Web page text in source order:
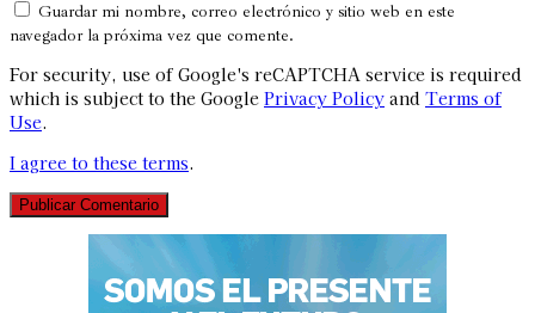
Guardar mi nombre, correo electrónico y sitio web en este
navegador la próxima vez que comente.
For security, use of Google's reCAPTCHA service is required
which is subject to the Google Privacy Policy and Terms of
Use.
I agree to these terms.